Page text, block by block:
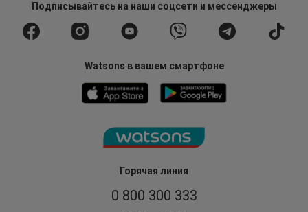
Горячая линия
0 800 300 333
Подписывайтесьна наши соцсети и мессенджеры
Watsons в вашем смартфоне